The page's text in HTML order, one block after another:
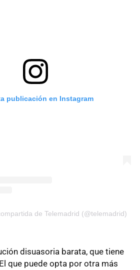
publicación en Instagram
de Telemadrid (@telemadrid)
disuasoria barata, que tiene
que puede opta por otra más